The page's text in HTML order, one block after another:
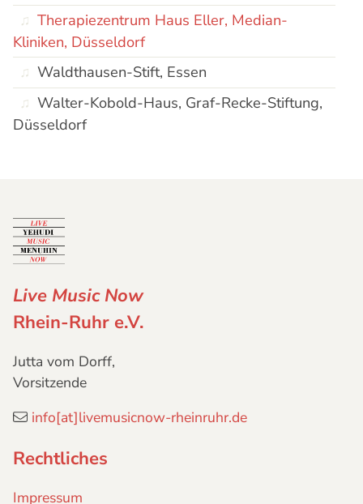
Therapiezentrum Haus Eller, Median-
Kliniken, Düsseldorf
Waldthausen-Stift, Essen
Walter-Kobold-Haus, Graf-Recke-Stiftung,
Düsseldorf
Live Music Now
Rhein-Ruhr e.V.
Jutta vom Dorff,
Vorsitzende
info[at]livemusicnow-rheinruhr.de
Rechtliches
Impressum